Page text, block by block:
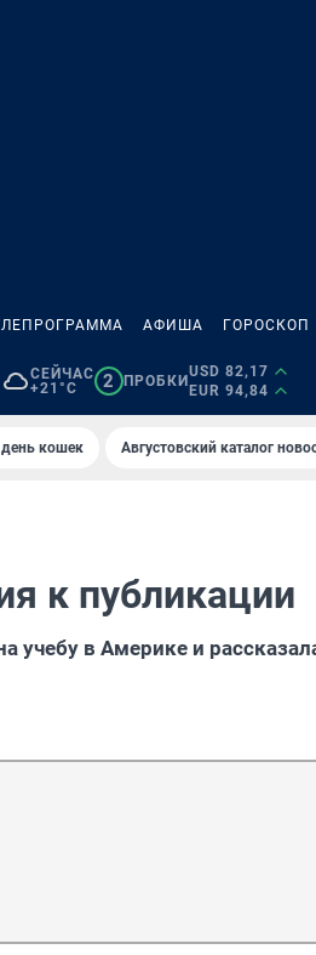
АФИША ГОРОСКОП
СЕЙЧАС
+21°C
2 ПРОБКИ
USD 82,17
EUR 94,84
кошек Августовский каталог
к публикации
учебу в Америке и